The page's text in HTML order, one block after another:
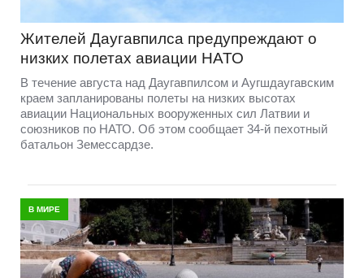
Жителей Даугавпилса предупреждают о
низких полетах авиации НАТО
В течение августа над Даугавпилсом и Аугшдаугавским
краем запланированы полеты на низких высотах
авиации Национальных вооруженных сил Латвии и
союзников по НАТО. Об этом сообщает 34-й пехотный
батальон Земессардзе.
В МИРЕ